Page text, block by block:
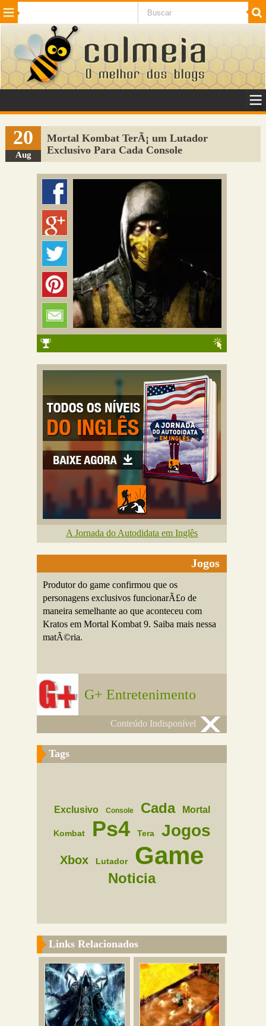
Beleza Cinema e TV
Internet Jogos NotÃ­cias SaÃºde
VeÃ­culos Adulto
Sugerir Link
Adicionar Blog
Colmeia Exchange
20
Aug
Mortal Kombat TerÃ¡ um Lutador
Exclusivo Para Cada Console
A Jornada do Autodidata em Inglês
Jogos
Produtor do game confirmou que os
personagens exclusivos funcionarÃ£o de
maneira semelhante ao que aconteceu com
Kratos em Mortal Kombat 9. Saiba mais nessa
matÃ©ria.
G+ Entretenimento
Conteúdo Indisponível
Tags
Exclusivo Console Cada Mortal
Kombat Ps4 Tera Jogos
Xbox Lutador Game
Noticia
Links Relacionados